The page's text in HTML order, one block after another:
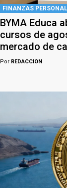
FINANZAS
BYMA Educa
cursos de
mercado de
Por REDACCION